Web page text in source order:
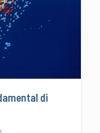
di